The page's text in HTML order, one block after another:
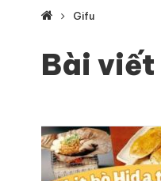
Gifu
Bài viết